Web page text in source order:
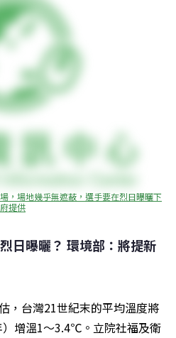
，場地幾乎無遮蔽，選手要在烈日曝曬下
提供
日曝曬？ 環境部：將提新
，台灣21世紀末的平均溫度將
增溫1～3.4℃。立院社福及衛